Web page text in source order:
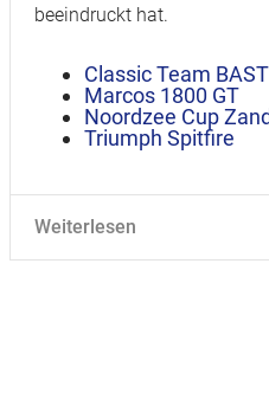
beeindruckt hat.
Classic Team
Marcos 1800 GT
Noordzee Cup
Triumph Spitfire
Weiterlesen